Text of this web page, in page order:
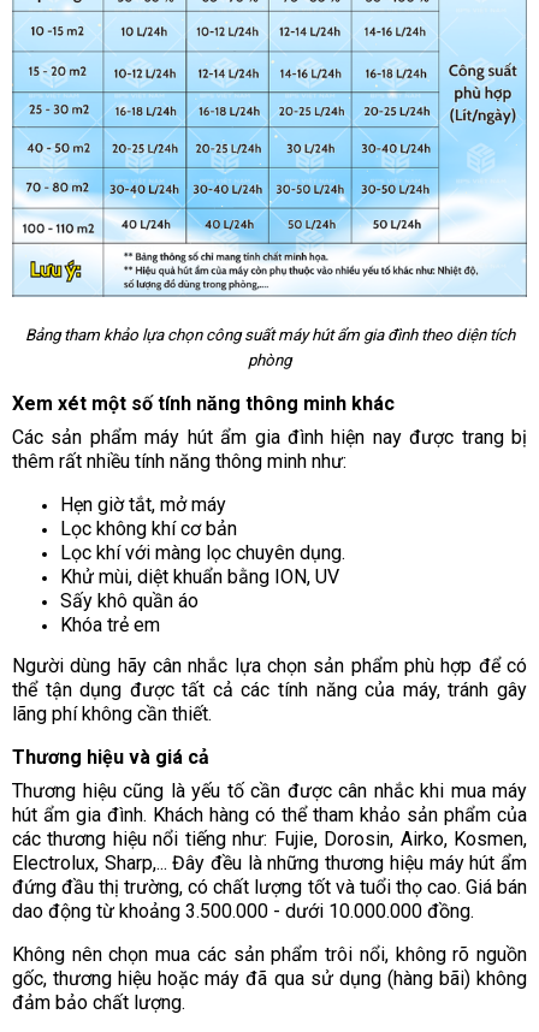
Bảng tham khảo lựa chọn công suất máy hút ẩm gia đình theo diện tích
phòng
Xem xét một số tính năng thông minh khác
Các sản phẩm máy hút ẩm gia đình hiện nay được trang bị
thêm rất nhiều tính năng thông minh như:
Hẹn giờ tắt, mở máy
Lọc không khí cơ bản
Lọc khí với màng lọc chuyên dụng.
Khử mùi, diệt khuẩn bằng ION, UV
Sấy khô quần áo
Khóa trẻ em
Người dùng hãy cân nhắc lựa chọn sản phẩm phù hợp để có
thể tận dụng được tất cả các tính năng của máy, tránh gây
lãng phí không cần thiết.
Thương hiệu và giá cả
Thương hiệu cũng là yếu tố cần được cân nhắc khi mua máy
hút ẩm gia đình. Khách hàng có thể tham khảo sản phẩm của
các thương hiệu nổi tiếng như: Fujie, Dorosin, Airko, Kosmen,
Electrolux, Sharp,... Đây đều là những thương hiệu máy hút ẩm
đứng đầu thị trường, có chất lượng tốt và tuổi thọ cao. Giá bán
dao động từ khoảng 3.500.000 - dưới 10.000.000 đồng.
Không nên chọn mua các sản phẩm trôi nổi, không rõ nguồn
gốc, thương hiệu hoặc máy đã qua sử dụng (hàng bãi) không
đảm bảo chất lượng.